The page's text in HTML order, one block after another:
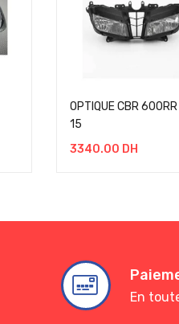
OPTIQUE CBR
15
3340.00 DH
En